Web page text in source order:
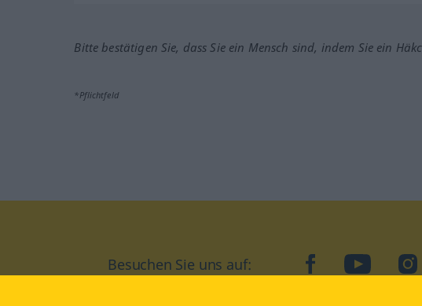
Bitte bestätigen Sie, dass Sie ein Mensch sind, indem Sie ein
*Pflichtfeld
Besuchen Sie uns auf: facebookYouTube